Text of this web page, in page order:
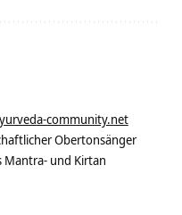
community.net
Obertonsänger
Mantra- und Kirtan